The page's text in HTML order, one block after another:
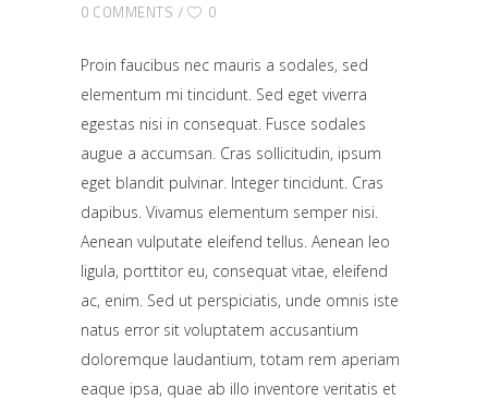
0 COMMENTS
0
Proin faucibus nec mauris a sodales, sed
elementum mi tincidunt. Sed eget viverra
egestas nisi in consequat. Fusce sodales
augue a accumsan. Cras sollicitudin, ipsum
eget blandit pulvinar. Integer tincidunt. Cras
dapibus. Vivamus elementum semper nisi.
Aenean vulputate eleifend tellus. Aenean leo
ligula, porttitor eu, consequat vitae, eleifend
ac, enim. Sed ut perspiciatis, unde omnis iste
natus error sit voluptatem accusantium
doloremque laudantium, totam rem aperiam
eaque ipsa, quae ab illo inventore veritatis et